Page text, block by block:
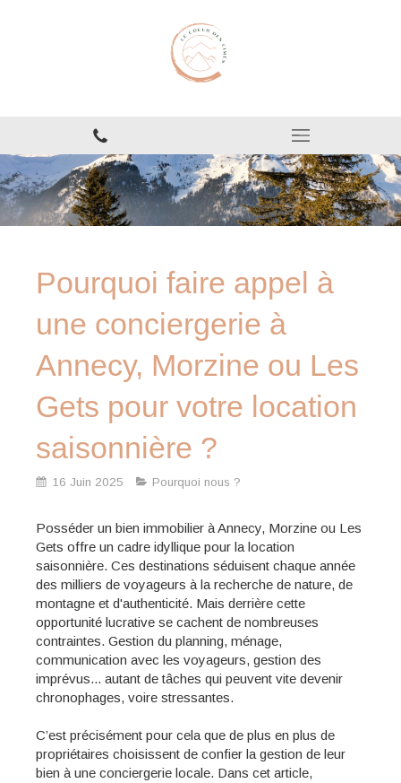
Pourquoi faire appel à
une conciergerie à
Annecy, Morzine ou Les
Gets pour votre location
saisonnière ?
16 Juin 2025 Pourquoi nous ?
Posséder un bien immobilier à Annecy, Morzine ou Les
Gets offre un cadre idyllique pour la location
saisonnière. Ces destinations séduisent chaque année
des milliers de voyageurs à la recherche de nature, de
montagne et d'authenticité. Mais derrière cette
opportunité lucrative se cachent de nombreuses
contraintes. Gestion du planning, ménage,
communication avec les voyageurs, gestion des
imprévus... autant de tâches qui peuvent vite devenir
chronophages, voire stressantes.
C’est précisément pour cela que de plus en plus de
propriétaires choisissent de confier la gestion de leur
bien à une conciergerie locale. Dans cet article,